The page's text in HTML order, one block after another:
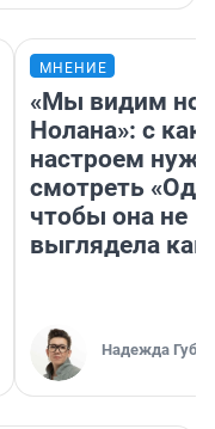
МНЕНИЕ
«Мы видим
Нолана»: с
настроем
смотреть
чтобы она не
выглядела как
Надежда